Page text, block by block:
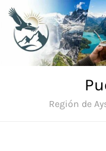
Saltar
contenido
Región de